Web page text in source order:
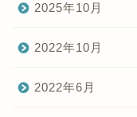
2025年10月
2022年10月
2022年6月